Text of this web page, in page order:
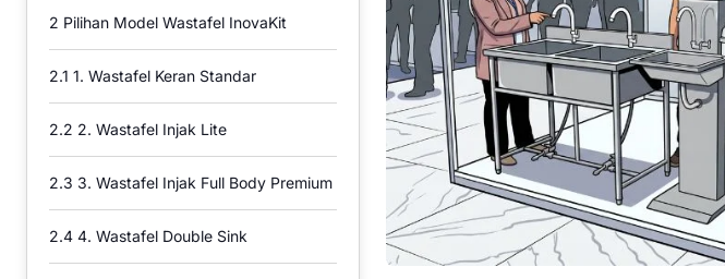
2 Pilihan Model Wastafel InovaKit
2.1 1. Wastafel Keran Standar
2.2 2. Wastafel Injak Lite
2.3 3. Wastafel Injak Full Body Premium
2.4 4. Wastafel Double Sink